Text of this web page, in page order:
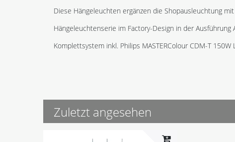
Diese Hängeleuchten ergänzen die Shopausleuchtung
Hängeleuchtenserie im Factory-Design in der
Komplettsystem inkl. Philips MASTERColour CDM-T
Zuletzt angesehen